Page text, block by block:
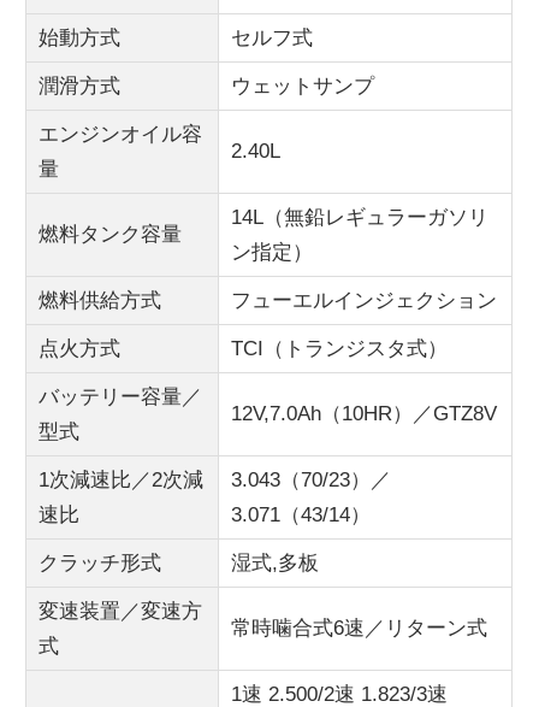
始動方式 セルフ式
潤滑方式 ウェットサンプ
エンジンオイル容
量
2.40L
燃料タンク容量
14L（無鉛レギュラーガソリ
ン指定）
燃料供給方式 フューエルインジェクション
点火方式 TCI（トランジスタ式）
バッテリー容量／
型式
12V,7.0Ah（10HR）／GTZ8V
1次減速比／2次減
速比
3.043（70/23）／
3.071（43/14）
クラッチ形式 湿式,多板
変速装置／変速方
式
常時噛合式6速／リターン式
1速 2.500/2速 1.823/3速